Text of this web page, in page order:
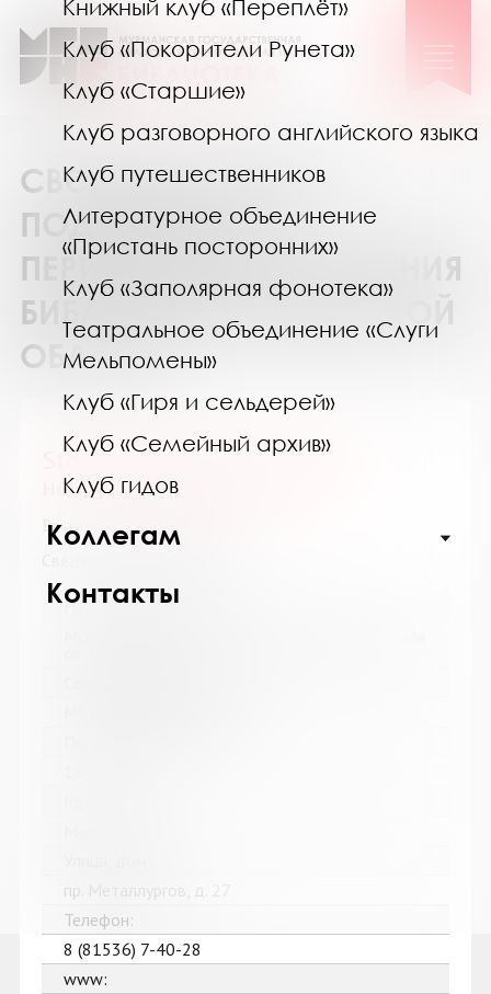
Книжный клуб «Переплёт»
Клуб «Покорители Рунета»
Клуб «Старшие»
Клуб разговорного английского языка
Клуб путешественников
Литературное объединение
«Пристань посторонних»
Клуб «Заполярная фонотека»
Театральное объединение «Слуги
Мельпомены»
Клуб «Гиря и сельдерей»
Клуб «Семейный архив»
Клуб гидов
Коллегам
Контакты
СВОДНЫЙ КАТАЛОГ
ПОДПИСКИ НА
ПЕРИОДИЧЕСКИЕ ИЗДАНИЯ
БИБЛИОТЕК МУРМАНСКОЙ
ОБЛАСТИ
Story. Обыкновенные судьбы
необыкновенных людей
Выпуск №3 от 2018 года
Название библиотеки:
пр. Металлургов, д. 27
Телефон:
8 (81536) 7-40-28
www: